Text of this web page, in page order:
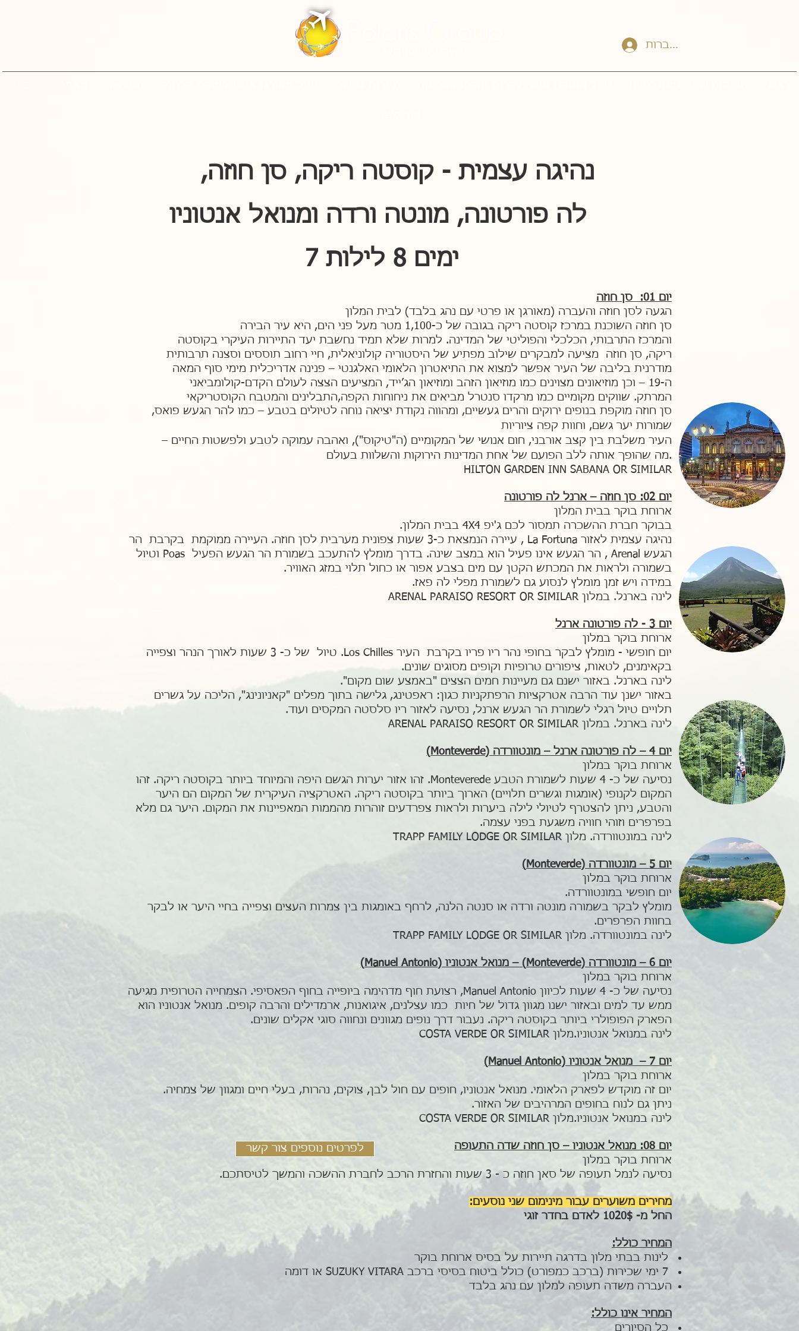
להתחברות
לה
ימים 8 לילות 7
יום 01: סן חוזה
הגעה לסן חוזה והעברה (מאורגן או פרטי עם נהג בלבד) לבית המלון
סן חוזה השוכנת במרכז קוסטה ריקה בגובה של כ-1,100 מטר מעל פני הים, היא עיר הבירה
והמרכז התרבותי, הכלכלי והפוליטי של המדינה. למרות שלא תמיד נחשבת יעד התיירות העיקרי בקוסטה
ריקה, סן חוזה מציעה למבקרים שילוב מפתיע של היסטוריה קולוניאלית, חיי רחוב תוססים וסצנה תרבותית
מודרנית בליבה של העיר אפשר למצוא את התיאטרון הלאומי האלגנטי – פנינה אדריכלית מימי סוף המאה
ה-19 – וכן מוזיאונים מצוינים כמו מוזיאון הזהב ומוזיאון הג’ייד, המציעים הצצה לעולם הקדם-קולומביאני
המרתק. שווקים מקומיים כמו מרקדו סנטרל מביאים את ניחוחות הקפה,התבלינים והמטבח הקוסטריקאי
סן חוזה מוקפת בנופים ירוקים והרים געשיים, ומהווה נקודת יציאה נוחה לטיולים בטבע – כמו להר הגעש פואס,
שמורות יער גשם, וחוות קפה ציוריות
העיר משלבת בין קצב אורבני, חום אנושי של המקומיים (ה"טיקוס"), ואהבה עמוקה לטבע ולפשטות החיים –
מה שהופך אותה ללב הפועם של אחת המדינות הירוקות והשלוות בעולם.
HILTON GARDEN INN SABANA OR SIMILAR
יום 02: סן חוזה – ארנל לה פורטונה
ארוחת בוקר בבית המלון
בבוקר חברת ההשכרה תמסור לכם ג'יפ 4X4 בבית המלון.
נהיגה עצמית לאזור La Fortuna , עיירה הנמצאת כ-3 שעות צפונית מערבית לסן חוזה. העיירה ממוקמת בקרבת הר
הגעש Arenal , הר הגעש אינו פעיל הוא במצב שינה. בדרך מומלץ להתעכב בשמורת הר הגעש הפעיל Poas וטיול
בשמורה ולראות את המכתש הקטן עם מים בצבע אפור או כחול תלוי במזג האוויר.
במידה ויש זמן מומלץ לנסוע גם לשמורת מפלי לה פאז.
לינה בארנל. במלון ARENAL PARAISO RESORT OR SIMILAR
יום 3 - לה פורטונה ארנל
ארוחת בוקר במלון
יום חופשי - מומלץ לבקר בחופי נהר ריו פריו בקרבת העיר Los Chilles. טיול של כ- 3 שעות לאורך הנהר וצפייה
בקאימנים, לטאות, ציפורים טרופיות וקופים מסוגים שונים.
לינה בארנל. באזור ישנם גם מעיינות חמים הצצים "באמצע שום מקום".
באזור ישנן עוד הרבה אטרקציות הרפתקניות כגון: ראפטינג, גלישה בתוך מפלים "קאניונינג", הליכה על גשרים
תלויים טיול רגלי לשמורת הר הגעש ארנל, נסיעה לאזור ריו סלסטה המקסים ועוד.
לינה בארנל. במלון ARENAL PARAISO RESORT OR SIMILAR
יום 4 – לה פורטונה ארנל – מונטוורדה (Monteverde)
ארוחת בוקר במלון
נסיעה של כ- 4 שעות לשמורת הטבע Monteverede. זהו אזור יערות הגשם היפה והמיוחד ביותר בקוסטה ריקה. זהו
המקום לקנופי (אומגות וגשרים תלויים) הארוך ביותר בקוסטה ריקה. האטרקציה העיקרית של המקום הם היער
והטבע, ניתן להצטרף לטיולי לילה ביערות ולראות צפרדעים זוהרות מהממות המאפיינות את המקום. היער גם מלא
בפרפרים וזוהי חוויה משגעת בפני עצמה.
לינה במונטוורדה. מלון TRAPP FAMILY LODGE OR SIMILAR
יום 5 – מונטוורדה (Monteverde)
ארוחת בוקר במלון
יום חופשי במונטוורדה.
מומלץ לבקר בשמורה מונטה ורדה או סנטה הלנה, לרחף באומגות בין צמרות העצים וצפייה בחיי היער או לבקר
בחוות הפרפרים.
לינה במונטוורדה. מלון TRAPP FAMILY LODGE OR SIMILAR
יום 6 – מונטוורדה (Monteverde) – מנואל אנטוניו (Manuel Antonio)
ארוחת בוקר במלון
נסיעה של כ- 4 שעות לכיוון Manuel Antonio, רצועת חוף מדהימה ביופייה בחוף הפאסיפי. הצמחייה הטרופית מגיעה
ממש עד למים ובאזור ישנו מגוון גדול של חיות כמו עצלנים, איגואנות, ארמדילים והרבה קופים. מנואל אנטוניו הוא
הפארק הפופולרי ביותר בקוסטה ריקה. נעבור דרך נופים מגוונים ונחווה סוגי אקלים שונים.
לינה במנואל אנטוניו.מלון COSTA VERDE OR SIMILAR
יום 7 – מנואל אנטוניו (Manuel Antonio)
ארוחת בוקר במלון
יום זה מוקדש לפארק הלאומי. מנואל אנטוניו, חופים עם חול לבן, צוקים, נהרות, בעלי חיים ומגוון של צמחיה.
ניתן גם לנוח בחופים המרהיבים של האזור.
לינה במנואל אנטוניו.מלון COSTA VERDE OR SIMILAR
יום 08: מנואל אנטוניו – סן חוזה שדה התעופה
ארוחת בוקר במלון
.נסיעה לנמל תעופה של סאן חוזה כ - 3 שעות והחזרת הרכב לחברת ההשכה והמשך לטיסתכם
:מחירים משוערים עבור מינימום שני נוסעים
החל מ- 1020$ לאדם בחדר זוגי
המחיר כולל:
לינות בבתי מלון בדרגה תיירות על בסיס ארוחת בוקר
העברה משדה תעופה למלון עם נהג בלבד
המחיר אינו כולל:
כל הסיורים
לפרטים נוספים צור קשר